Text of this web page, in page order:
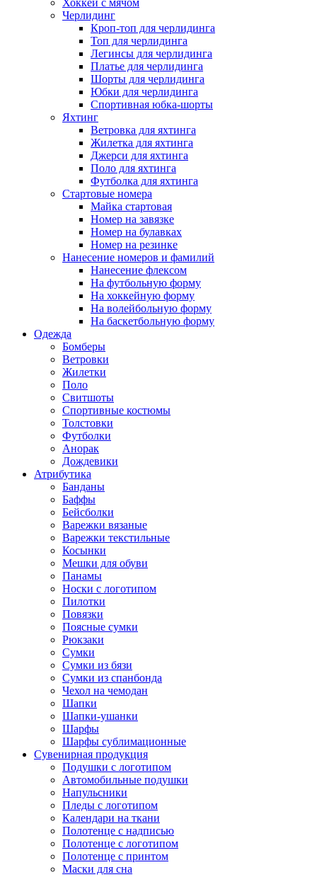
Черлидинг
Кроп-топ для черлидинга
Топ для черлидинга
Легинсы для черлидинга
Платье для черлидинга
Шорты для черлидинга
Юбки для черлидинга
Спортивная юбка-шорты
Яхтинг
Ветровка для яхтинга
Жилетка для яхтинга
Джерси для яхтинга
Поло для яхтинга
Футболка для яхтинга
Стартовые номера
Майка стартовая
Номер на завязке
Номер на булавках
Номер на резинке
Нанесение номеров и фамилий
Нанесение флексом
На футбольную форму
На хоккейную форму
На волейбольную форму
На баскетбольную форму
Одежда
Бомберы
Ветровки
Жилетки
Поло
Свитшоты
Спортивные костюмы
Толстовки
Футболки
Анорак
Дождевики
Атрибутика
Банданы
Баффы
Бейсболки
Варежки вязаные
Варежки текстильные
Косынки
Мешки для обуви
Панамы
Носки с логотипом
Пилотки
Повязки
Поясные сумки
Рюкзаки
Сумки
Сумки из бязи
Сумки из спанбонда
Чехол на чемодан
Шапки
Шапки-ушанки
Шарфы
Шарфы сублимационные
Сувенирная продукция
Подушки с логотипом
Автомобильные подушки
Напульсники
Пледы с логотипом
Календари на ткани
Полотенце с надписью
Полотенце с логотипом
Полотенце с принтом
Маски для сна